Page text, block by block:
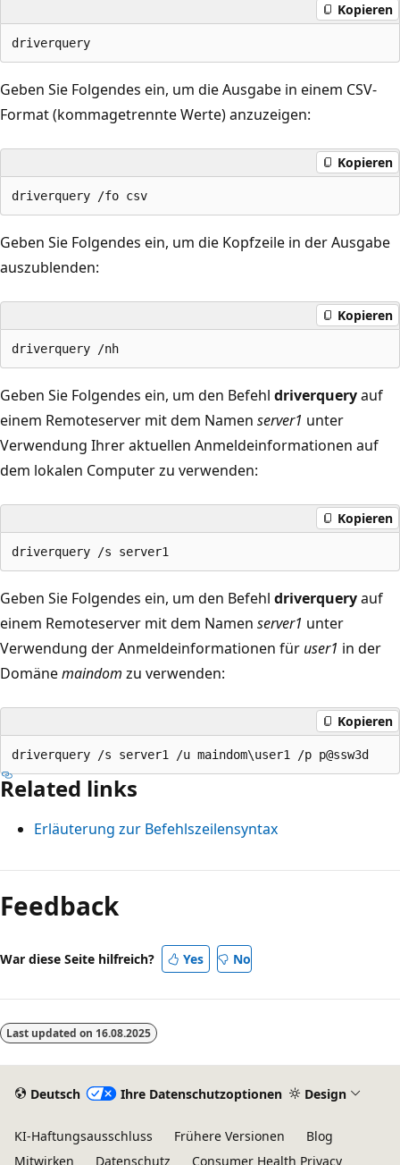
Kopieren
Geben Sie Folgendes ein, um die Ausgabe in einem CSV-
Format (kommagetrennte Werte) anzuzeigen:
Kopieren
Geben Sie Folgendes ein, um die Kopfzeile in der Ausgabe
auszublenden:
Kopieren
Geben Sie Folgendes ein, um den Befehl driverqueryauf
einem Remoteserver mit dem Namen server1 unter
Verwendung Ihrer aktuellen Anmeldeinformationen auf
dem lokalen Computer zu verwenden:
Kopieren
Geben Sie Folgendes ein, um den Befehl driverqueryauf
einem Remoteserver mit dem Namen server1 unter
Verwendung der Anmeldeinformationen für user1 in der
Domänemaindom zu verwenden:
Kopieren
Related links
Erläuterung zur Befehlszeilensyntax
Lesemodus
deaktiviert
Feedback
War diese Seite hilfreich? Yes No
Last updated on 16.08.2025
Deutsch Ihre Datenschutzoptionen Design
KI-Haftungsausschluss Frühere Versionen
Blog
Mitwirken
Datenschutz Consumer Health Privacy